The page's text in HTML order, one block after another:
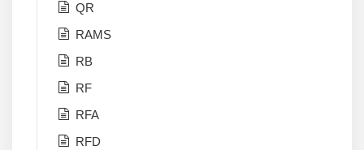
QR
RAMS
RB
RF
RFA
RFD